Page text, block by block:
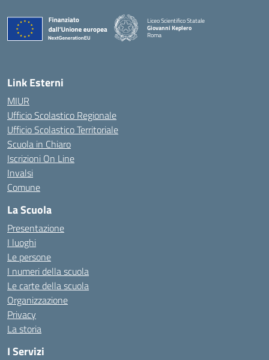
Liceo Scientifico Statale
Giovanni Keplero
Roma
Link Esterni
MIUR
Ufficio Scolastico Regionale
Ufficio Scolastico Territoriale
Scuola in Chiaro
Iscrizioni On Line
Invalsi
Comune
La Scuola
Presentazione
I luoghi
Le persone
I numeri della scuola
Le carte della scuola
Organizzazione
Privacy
La storia
I Servizi